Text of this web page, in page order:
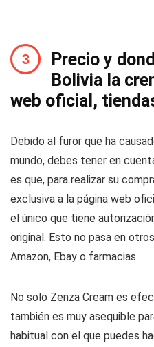
Precio y
Bolivia la
web oficial,
Debido al furor que ha
mundo, debes tener en
es que, para realizar su
exclusiva a la página web
el único que tiene
original. Esto no pasa en
Amazon, Ebay o farmacias.
No solo Zenza Cream es
también es muy asequible
habitual con el que puedes